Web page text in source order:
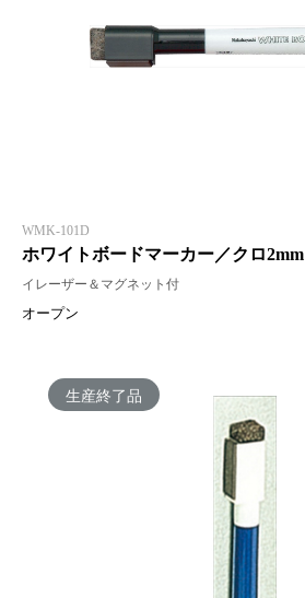
WMK-101D
ホワイトボードマーカー／クロ2mm
イレーザー＆マグネット付
オープン
生産終了品